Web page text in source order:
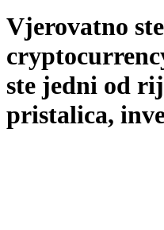
Vjerovatno
ste jedni od
pristalica,